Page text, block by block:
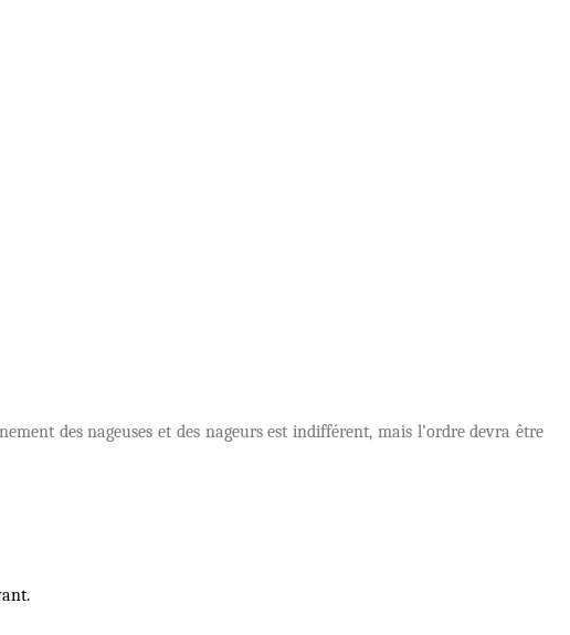
des nageuses et des nageurs est indifférent, mais l’ordre devra être